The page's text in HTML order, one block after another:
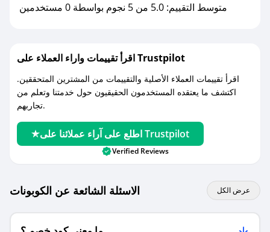
متوسط التقييم: 5.0 من 5 نجوم بواسطة 0 مستخدمين
اقرأ تقييمات واراء العملاء على Trustpilot
اقرأ تقييمات العملاء الأصلية والتقييمات من المشترين المتحققين.
اكتشف ما يعتقده المستخدمون الحقيقيون حول خدمتنا وتعلم من
تجاربهم.
اطلع على آراء عملائنا على Trustpilot
Verified Reviews
الاسئلة الشائعة عن الكوبونات عرض الكل